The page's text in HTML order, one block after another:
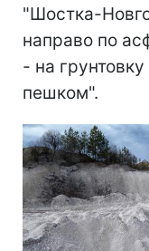
"Шостка-
направо по
- на
пешком".